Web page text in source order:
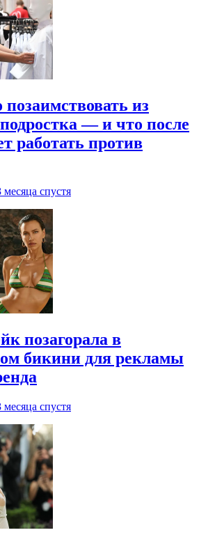
из
— и что после
работать против
месяца спустя
позагорала в
бикини для рекламы
месяца спустя